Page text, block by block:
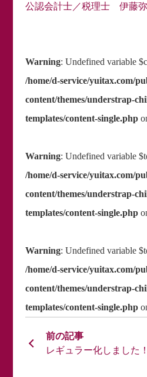
公認会計士／税理士 伊藤
Warning: Undefined variable
/home/d-service/yuitax.com/
content/themes/understrap-
templates/content-single.php
Warning: Undefined variable
/home/d-service/yuitax.com/
content/themes/understrap-
templates/content-single.php
Warning: Undefined variable
/home/d-service/yuitax.com/
content/themes/understrap-
templates/content-single.php
レギュラー化しました！